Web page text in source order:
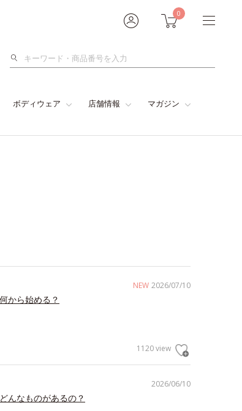
0
検
ボディウェア 店舗情報 マガジン
NEW 2026/07/10
から始める？
1120 view
2026/06/10
んなものがあるの？